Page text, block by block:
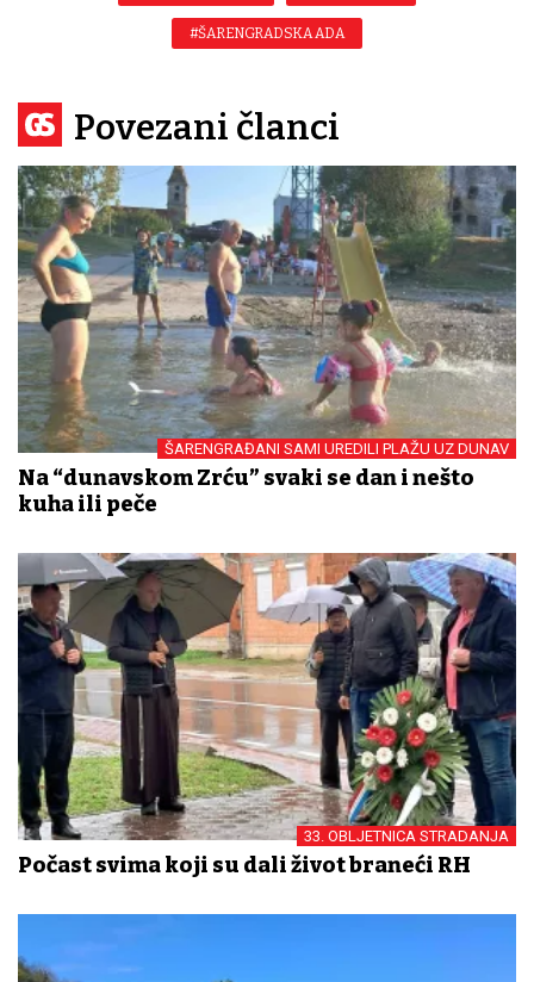
#ŠARENGRADSKA ADA
Povezani članci
ŠARENGRAĐANI SAMI UREDILI PLAŽU UZ DUNAV
Na “dunavskom Zrću” svaki se dan i nešto
kuha ili peče
33. OBLJETNICA STRADANJA
Počast svima koji su dali život braneći RH